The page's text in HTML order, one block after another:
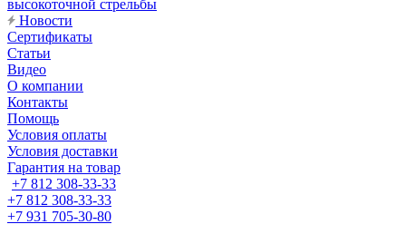
высокоточной стрельбы
Новости
Сертификаты
Статьи
Видео
О компании
Контакты
Помощь
Условия оплаты
Условия доставки
Гарантия на товар
+7 812 308-33-33
+7 812 308-33-33
+7 931 705-30-80